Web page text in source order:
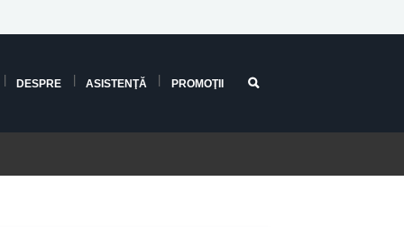
DESPRE ASISTENŢĂ PROMOŢII